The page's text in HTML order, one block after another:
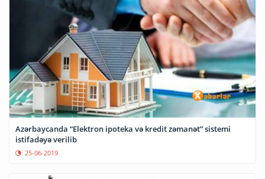
Azərbaycanda “Elektron ipoteka və kredit zəmanət” sistemi
istifadəyə verilib
25-06-2019